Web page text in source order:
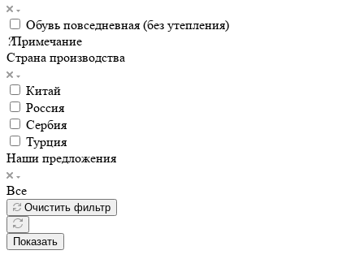
Обувь повседневная (без утепления)
?Примечание
Страна производства
Китай
Россия
Сербия
Турция
Наши предложения
Все
Очистить фильтр
Показать